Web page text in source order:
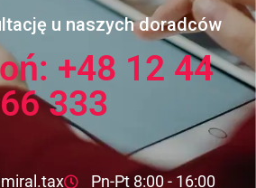
u naszych doradców
+48 12 44
66 333
Pn-Pt 8:00 - 16:00